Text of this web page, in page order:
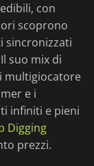
con
scoprono
sincronizzati
suo mix di
multigiocatore
e i
infiniti e pieni
Digging
prezzi.